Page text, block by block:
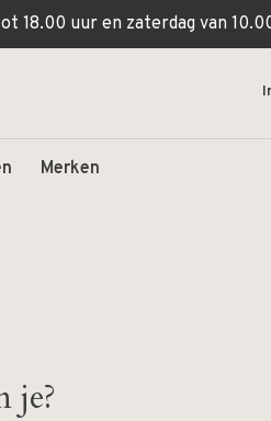
18.00 uur en zaterdag van
Merken
je?